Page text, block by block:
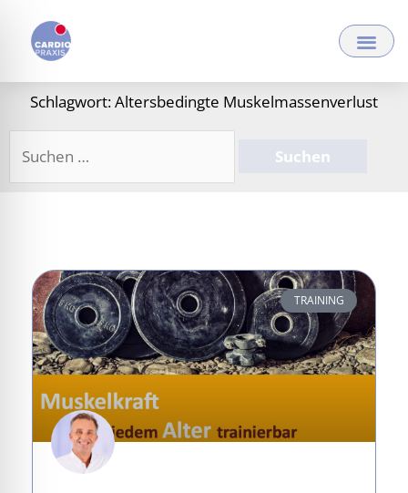
Inhalt
springen
Schlagwort: Altersbedingte Muskelmassenverlust
TRAINING